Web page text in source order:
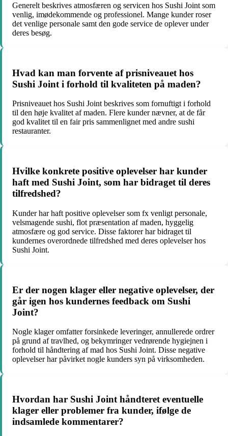
Generelt beskrives atmosfæren og servicen hos Sushi Joint som
venlig, imødekommende og professionel. Mange kunder roser
det venlige personale samt den gode service de oplever under
deres besøg.
Hvad kan man forvente af prisniveauet hos
Sushi Joint i forhold til kvaliteten på maden?
Prisniveauet hos Sushi Joint beskrives som fornuftigt i forhold
til den høje kvalitet af maden. Flere kunder nævner, at de får
god kvalitet til en fair pris sammenlignet med andre sushi
restauranter.
Hvilke konkrete positive oplevelser har kunder
haft med Sushi Joint, som har bidraget til deres
tilfredshed?
Kunder har haft positive oplevelser som fx venligt personale,
velsmagende sushi, flot præsentation af maden, hyggelig
atmosfære og god service. Disse faktorer har bidraget til
kundernes overordnede tilfredshed med deres oplevelser hos
Sushi Joint.
Er der nogen klager eller negative oplevelser, der
går igen hos kundernes feedback om Sushi
Joint?
Nogle klager omfatter forsinkede leveringer, annullerede ordrer
på grund af travlhed, og bekymringer vedrørende hygiejnen i
forhold til håndtering af mad hos Sushi Joint. Disse negative
oplevelser har påvirket nogle kunders syn på virksomheden.
Hvordan har Sushi Joint håndteret eventuelle
klager eller problemer fra kunder, ifølge de
indsamlede kommentarer?